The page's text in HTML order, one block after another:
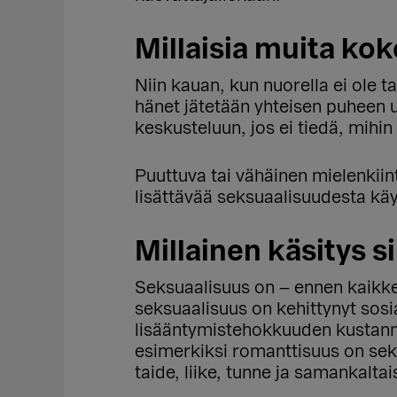
Millaisia muita
Niin kauan, kun nuorella ei ole
hänet jätetään yhteisen
keskusteluun, jos ei tiedä,
Puuttuva tai vähäinen
lisättävää seksuaalisuudesta
Millainen käsitys
Seksuaalisuus on – ennen
seksuaalisuus on kehittynyt
lisääntymistehokkuuden
esimerkiksi romanttisuus on
taide, liike, tunne ja